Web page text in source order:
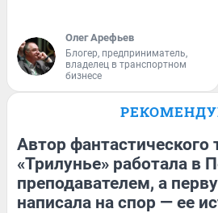
Олег Арефьев
Блогер, предприниматель,
владелец в транспортном
бизнесе
Автор фантастического
«Трилунье» работала в
преподавателем, а
написала на спор — ее